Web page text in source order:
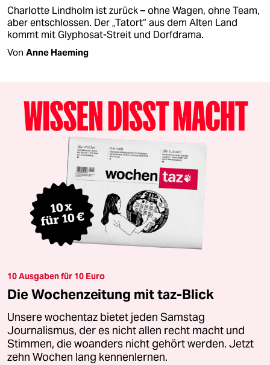
Charlotte Lindholm ist zurück – ohne Wagen, ohne Team,
aber entschlossen. Der „Tatort“ aus dem Alten Land
kommt mit Glyphosat-Streit und Dorfdrama.
Von Anne Haeming
10 Ausgaben für 10 Euro
Die Wochenzeitung mit taz-Blick
Unsere wochentaz bietet jeden Samstag
Journalismus, der es nicht allen recht macht und
Stimmen, die woanders nicht gehört werden. Jetzt
zehn Wochen lang kennenlernen.